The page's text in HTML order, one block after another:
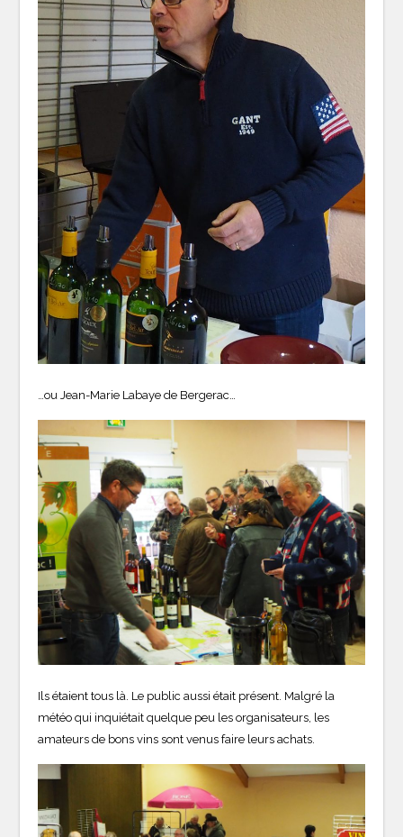
…ou Jean-Marie Labaye de Bergerac…
Ils étaient tous là. Le public aussi était présent. Malgré la
météo qui inquiétait quelque peu les organisateurs, les
amateurs de bons vins sont venus faire leurs achats.